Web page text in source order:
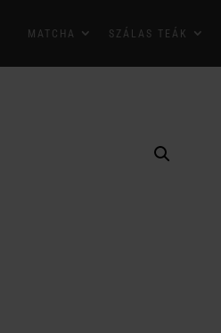
MATCHA SZÁLAS TEÁK